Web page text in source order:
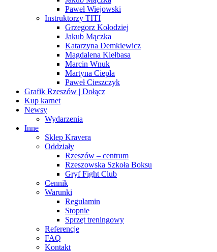
Paweł Wiejowski
Instruktorzy TITI
Grzegorz Kołodziej
Jakub Mączka
Katarzyna Demkiewicz
Magdalena Kiełbasa
Marcin Wnuk
Martyna Ciepła
Paweł Cieszczyk
Grafik Rzeszów | Dołącz
Kup karnet
Newsy
Wydarzenia
Inne
Sklep Kravera
Oddziały
Rzeszów – centrum
Rzeszowska Szkoła Boksu
Gryf Fight Club
Cennik
Warunki
Regulamin
Stopnie
Sprzęt treningowy
Referencje
FAQ
Kontakt